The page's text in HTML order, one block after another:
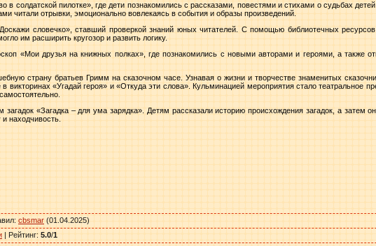
в солдатской пилотке», где дети познакомились с рассказами, повестями и стихами о судьбах
читали отрывки, эмоционально вовлекаясь в события и образы произведений.
словечко», ставший проверкой знаний юных читателей. С помощью библиотечных
им расширить кругозор и развить логику.
«Мои друзья на книжных полках», где познакомились с новыми авторами и героями, а также
страну братьев Гримм на сказочном часе. Узнавая о жизни и творчестве знаменитых
викторинах «Угадай героя» и «Откуда эти слова». Кульминацией мероприятия стало театральное
«Загадка – для ума зарядка». Детям рассказали историю происхождения загадок, а затем
находчивость.
: cbsmar (01.04.2025)
| Рейтинг: 5.0/1